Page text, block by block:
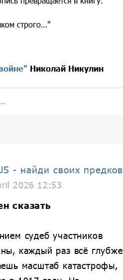
строго…"
Николай Никулин
- найди своих предков
2026 12:53
сказать
судеб участников
каждый раз всё глубже
масштаб катастрофы,